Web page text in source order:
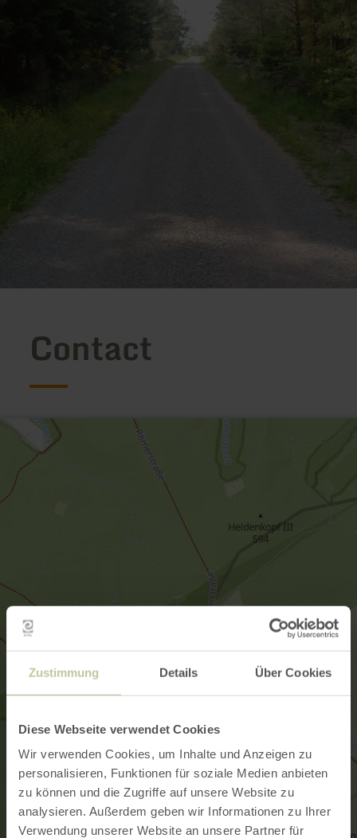
Zustimmung Details Über Cookies
Diese Webseite verwendet Cookies
Wir verwenden Cookies, um Inhalte und Anzeigen zu
personalisieren, Funktionen für soziale Medien anbieten
zu können und die Zugriffe auf unsere Website zu
analysieren. Außerdem geben wir Informationen zu Ihrer
Verwendung unserer Website an unsere Partner für
Contact